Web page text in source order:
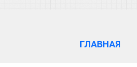
ГЛАВНАЯ